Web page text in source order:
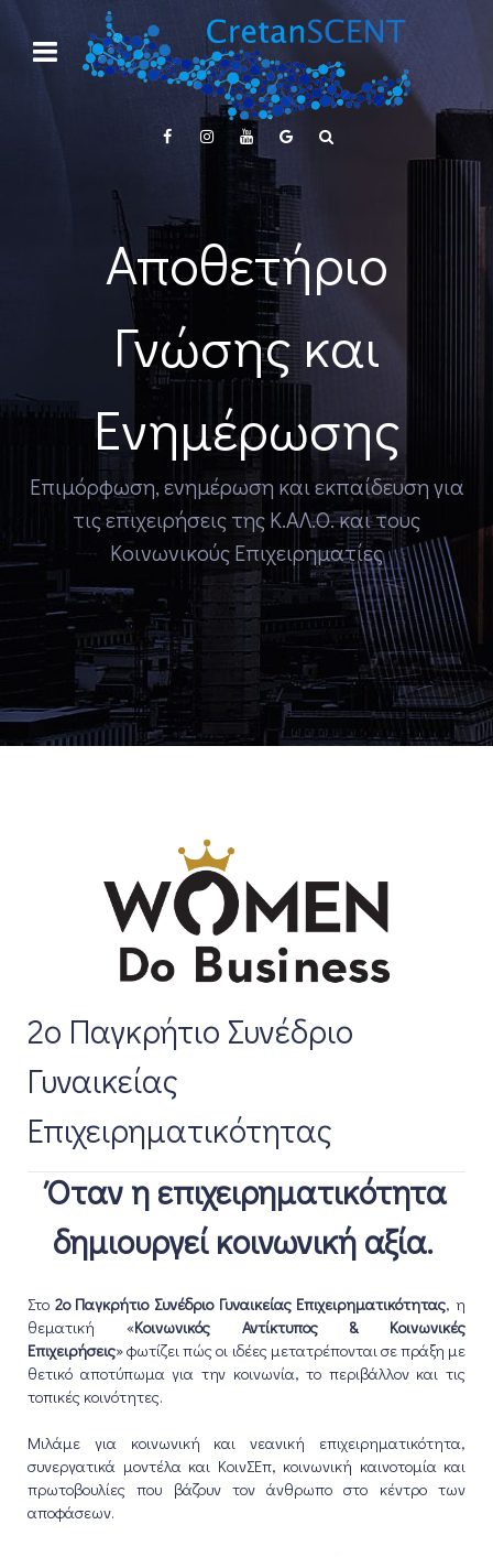
Αποθετήριο
Γνώσης και
Ενημέρωσης
Επιμόρφωση, ενημέρωση και εκπαίδευση για
τις επιχειρήσεις της Κ.ΑΛ.Ο. και τους
Κοινωνικούς Επιχειρηματίες
2ο Παγκρήτιο Συνέδριο
Γυναικείας
Επιχειρηματικότητας
Όταν η επιχειρηματικότητα
δημιουργεί κοινωνική αξία.
Στο 2ο Παγκρήτιο Συνέδριο Γυναικείας Επιχειρηματικότητας, η
θεματική «Κοινωνικός Αντίκτυπος & Κοινωνικές
Επιχειρήσεις» φωτίζει πώς οι ιδέες μετατρέπονται σε πράξη με
θετικό αποτύπωμα για την κοινωνία, το περιβάλλον και τις
τοπικές κοινότητες.
Μιλάμε για κοινωνική και νεανική επιχειρηματικότητα,
συνεργατικά μοντέλα και ΚοινΣΕπ, κοινωνική καινοτομία και
πρωτοβουλίες που βάζουν τον άνθρωπο στο κέντρο των
αποφάσεων.